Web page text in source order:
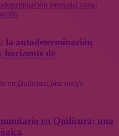
territorial como
la autodeterminación
horizonte de
en Quilicura: una nueva
en Quilicura: una